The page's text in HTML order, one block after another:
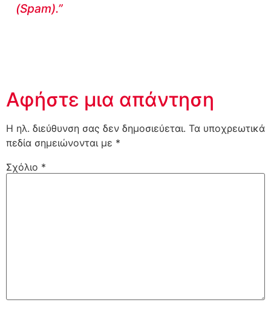
(Spam).”
Αφήστε μια απάντηση
Η ηλ. διεύθυνση σας δεν δημοσιεύεται. Τα υποχρεωτικά
πεδία σημειώνονται με *
Σχόλιο *